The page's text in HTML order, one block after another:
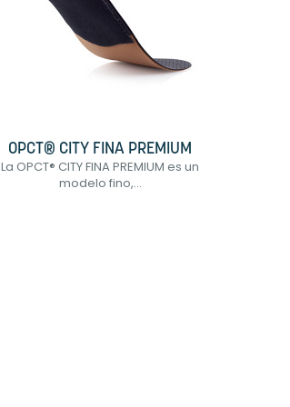
OPCT® CITY FINA PREMIUM
La OPCT® CITY FINA PREMIUM es un
modelo fino,...